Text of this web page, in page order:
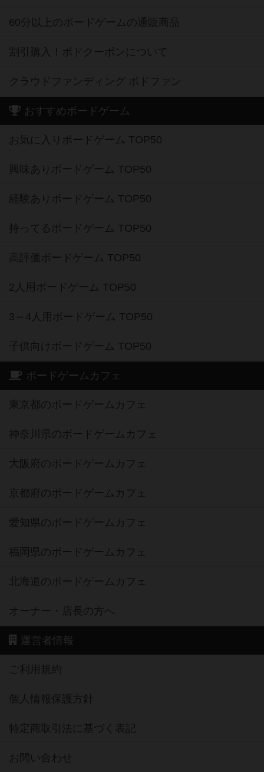
60分以上のボードゲームの通販商品
割引購入！ボドクーポンについて
クラウドファンディング ボドファン
おすすめボードゲーム
お気に入りボードゲーム TOP50
興味ありボードゲーム TOP50
経験ありボードゲーム TOP50
持ってるボードゲーム TOP50
高評価ボードゲーム TOP50
2人用ボードゲーム TOP50
3～4人用ボードゲーム TOP50
子供向けボードゲーム TOP50
ボードゲームカフェ
東京都のボードゲームカフェ
神奈川県のボードゲームカフェ
大阪府のボードゲームカフェ
京都府のボードゲームカフェ
愛知県のボードゲームカフェ
福岡県のボードゲームカフェ
北海道のボードゲームカフェ
オーナー・店長の方へ
運営者情報
ご利用規約
個人情報保護方針
特定商取引法に基づく表記
お問い合わせ